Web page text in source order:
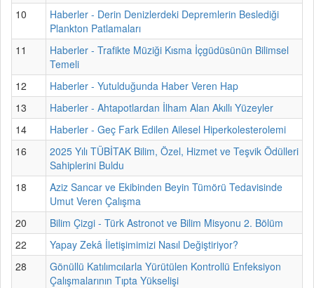
10
Haberler - Derin Denizlerdeki Depremlerin Beslediği
Plankton Patlamaları
11
Haberler - Trafikte Müziği Kısma İçgüdüsünün Bilimsel
Temeli
12
Haberler - Yutulduğunda Haber Veren Hap
13
Haberler - Ahtapotlardan İlham Alan Akıllı Yüzeyler
14
Haberler - Geç Fark Edilen Ailesel Hiperkolesterolemi
16
2025 Yılı TÜBİTAK Bilim, Özel, Hizmet ve Teşvik Ödülleri
Sahiplerini Buldu
18
Aziz Sancar ve Ekibinden Beyin Tümörü Tedavisinde
Umut Veren Çalışma
20
Bilim Çizgi - Türk Astronot ve Bilim Misyonu 2. Bölüm
22
Yapay Zekâ İletişimimizi Nasıl Değiştiriyor?
28
Gönüllü Katılımcılarla Yürütülen Kontrollü Enfeksiyon
Çalışmalarının Tıpta Yükselişi